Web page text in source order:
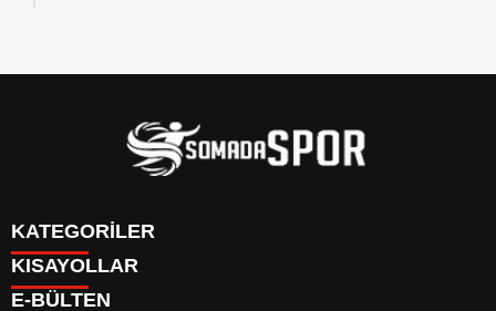
KATEGORİLER
İletişim
KISAYOLLAR
E-BÜLTEN